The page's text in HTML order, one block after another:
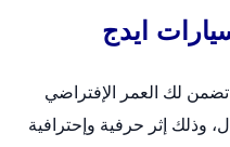
ايدج
تضمن لك العمر الإفتراضي
وذلك إثر حرفية وإحترافية